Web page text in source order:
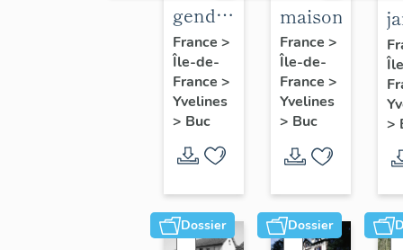
gendarmerie,
actuellement
immeuble
France >
Île-de-
France >
Yvelines
> Buc
maison
France >
Île-de-
France >
Yvelines
> Buc
>
Dossier Dossier